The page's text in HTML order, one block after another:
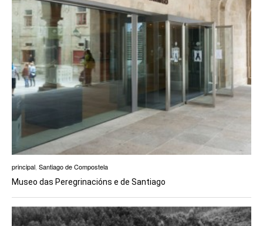
principal Santiago de Compostela
Museo das Peregrinacións e de Santiago